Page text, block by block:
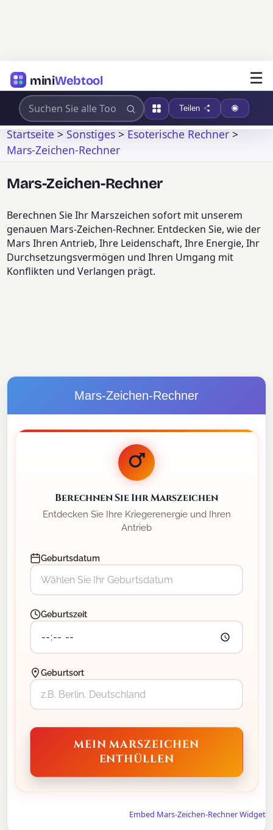
miniWebtool ☰
Teilen
Startseite>Sonstiges>Esoterische Rechner>
Mars-Zeichen-Rechner
Mars-Zeichen-Rechner
Berechnen Sie Ihr Marszeichen sofort mit unserem
genauen Mars-Zeichen-Rechner. Entdecken Sie, wie der
Mars Ihren Antrieb, Ihre Leidenschaft, Ihre Energie, Ihr
Durchsetzungsvermögen und Ihren Umgang mit
Konflikten und Verlangen prägt.
Mars-Zeichen-Rechner
Berechnen Sie Ihr Marszeichen
Entdecken Sie Ihre Kriegerenergie und Ihren
Antrieb
Geburtsdatum
Geburtszeit
Geburtsort
MEIN MARSZEICHEN
ENTHÜLLEN
Embed Mars-Zeichen-Rechner Widget